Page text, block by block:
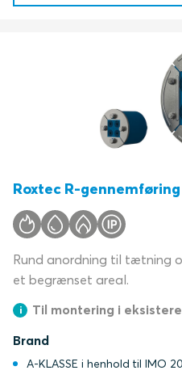
Roxtec R-gennemføring
Rund anordning til tætning
et begrænset areal.
Til montering i
Brand
A-KLASSE i henhold til IMO